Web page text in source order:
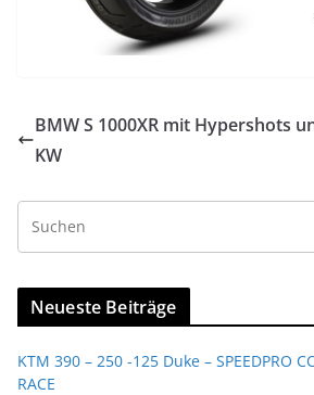
BMW S 1000XR mit Hypershots
KW
Neueste Beiträge
KTM 390 – 250 -125 Duke – SPEEDPRO
RACE